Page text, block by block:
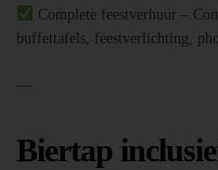
Complete feestverhuur –
buffettafels, feestverlichting,
—
Biertap